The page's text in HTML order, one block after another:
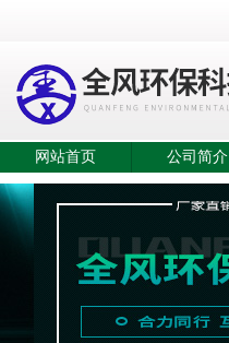
网站首页 公司简介